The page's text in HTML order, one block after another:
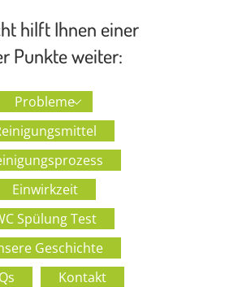
hilft Ihnen einer
Punkte weiter:
Probleme
Einwirkzeit
Spülung Test
Geschichte
Kontakt